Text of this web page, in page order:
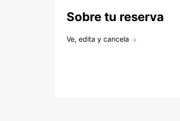
Sobre tu reserva
Ve, edita y cancela